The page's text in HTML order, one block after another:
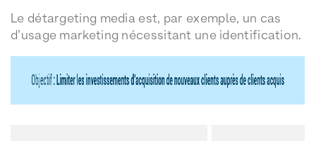
Le détargeting media est, par exemple, un cas
d’usage marketing nécessitant une identification.